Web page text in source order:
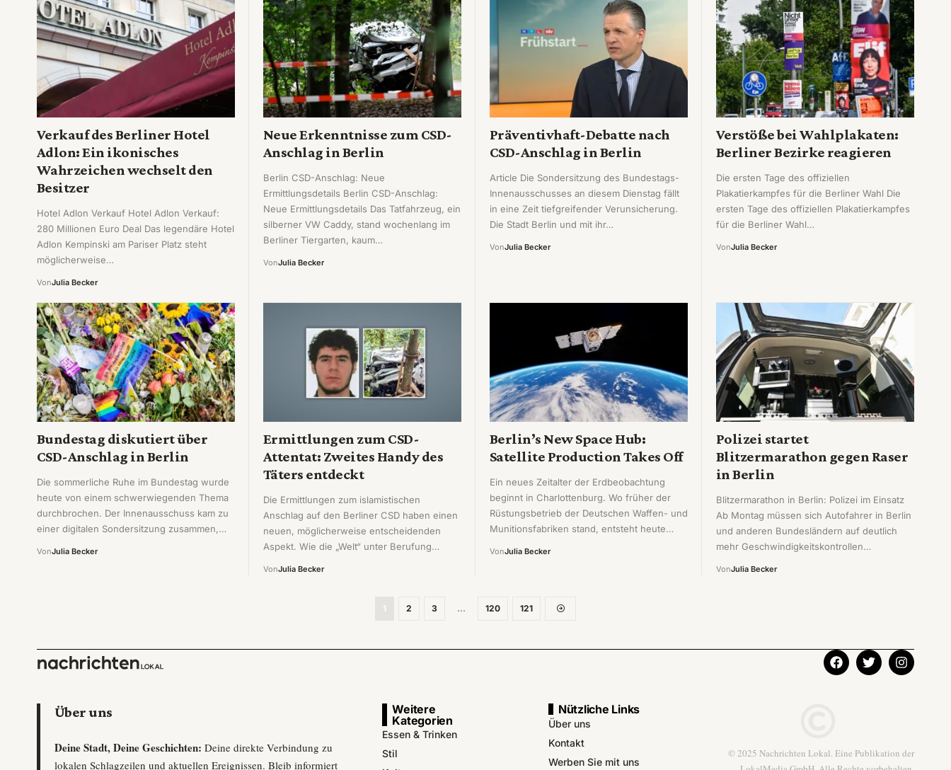
Verkauf des Berliner Hotel
Adlon: Ein ikonisches
Wahrzeichen wechselt den
Besitzer
Hotel Adlon Verkauf Hotel Adlon Verkauf:
280 Millionen Euro Deal Das legendäre Hotel
Adlon Kempinski am Pariser Platz steht
möglicherweise…
VonJulia Becker
Neue Erkenntnisse zum CSD-
Anschlag in Berlin
Berlin CSD-Anschlag: Neue
Ermittlungsdetails Berlin CSD-Anschlag:
Neue Ermittlungsdetails Das Tatfahrzeug, ein
silberner VW Caddy, stand wochenlang im
Berliner Tiergarten, kaum…
VonJulia Becker
Präventivhaft-Debatte nach
CSD-Anschlag in Berlin
Article Die Sondersitzung des Bundestags-
Innenausschusses an diesem Dienstag fällt
in eine Zeit tiefgreifender Verunsicherung.
Die Stadt Berlin und mit ihr…
VonJulia Becker
Verstöße bei Wahlplakaten:
Berliner Bezirke reagieren
Die ersten Tage des offiziellen
Plakatierkampfes für die Berliner Wahl Die
ersten Tage des offiziellen Plakatierkampfes
für die Berliner Wahl…
VonJulia Becker
Bundestag diskutiert über
CSD-Anschlag in Berlin
Die sommerliche Ruhe im Bundestag wurde
heute von einem schwerwiegenden Thema
durchbrochen. Der Innenausschuss kam zu
einer digitalen Sondersitzung zusammen,…
VonJulia Becker
Ermittlungen zum CSD-
Attentat: Zweites Handy des
Täters entdeckt
Die Ermittlungen zum islamistischen
Anschlag auf den Berliner CSD haben einen
neuen, möglicherweise entscheidenden
Aspekt. Wie die „Welt“ unter Berufung…
VonJulia Becker
Berlin’s New Space Hub:
Satellite Production Takes Off
Ein neues Zeitalter der Erdbeobachtung
beginnt in Charlottenburg. Wo früher der
Rüstungsbetrieb der Deutschen Waffen- und
Munitionsfabriken stand, entsteht heute…
VonJulia Becker
Polizei startet
Blitzermarathon gegen Raser
in Berlin
Blitzermarathon in Berlin: Polizei im Einsatz
Ab Montag müssen sich Autofahrer in Berlin
und anderen Bundesländern auf deutlich
mehr Geschwindigkeitskontrollen…
VonJulia Becker
1 2 3 … 120 121
Über uns
Deine Stadt, Deine Geschichten: Deine direkte Verbindung zu
lokalen Schlagzeilen und aktuellen Ereignissen. Bleib informiert
Weitere
Kategorien
Essen & Trinken
Stil
Nützliche Links
Über uns
Kontakt
Werben Sie mit uns
© 2025 Nachrichten Lokal. Eine Publikation der